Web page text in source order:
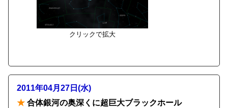
クリックで拡大
2011年04月27日(水)
★ 合体銀河の奥深くに超巨大ブラックホール